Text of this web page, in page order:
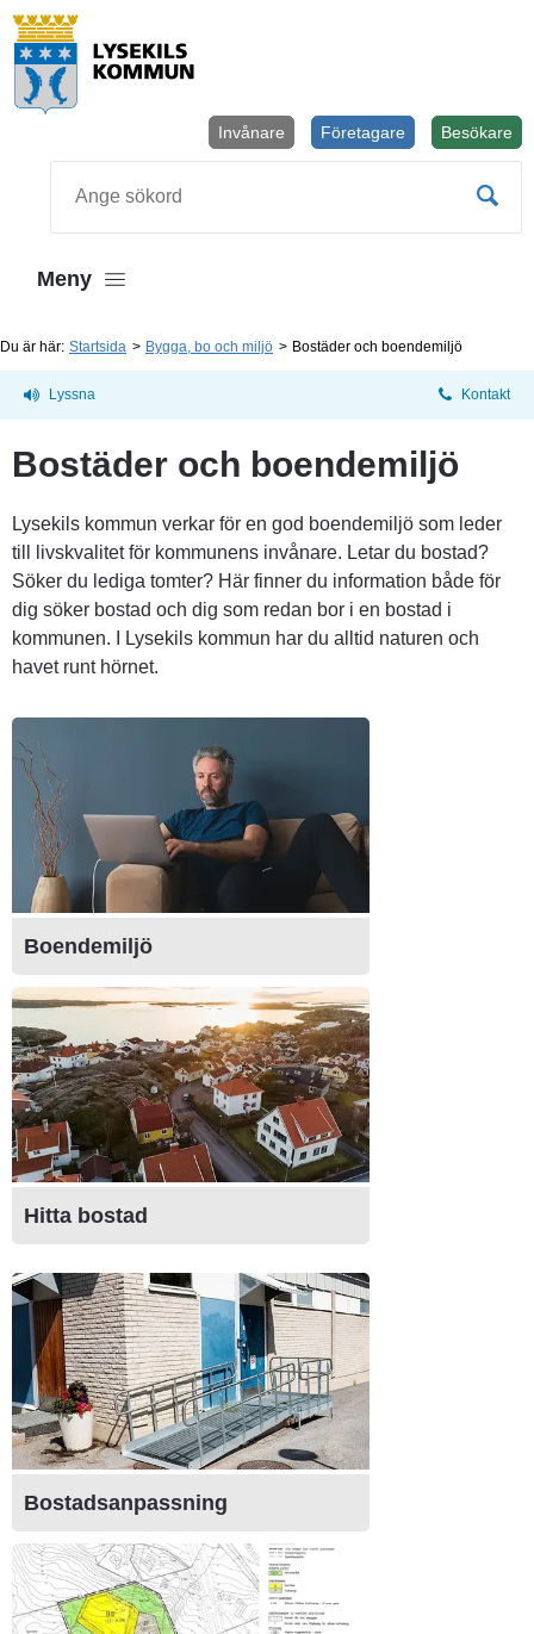
Besökare
Företagare
Invånare
Meny
Du är här: Startsida Bygga, bo och miljö Bostäder och boendemiljö
Lyssna Kontakt
Bostäder och boendemiljö
Lysekils kommun verkar för en god boendemiljö som leder
till livskvalitet för kommunens invånare. Letar du bostad?
Söker du lediga tomter? Här finner du information både för
dig söker bostad och dig som redan bor i en bostad i
kommunen. I Lysekils kommun har du alltid naturen och
havet runt hörnet.
Boendemiljö
Hitta bostad
Bostadsanpassning